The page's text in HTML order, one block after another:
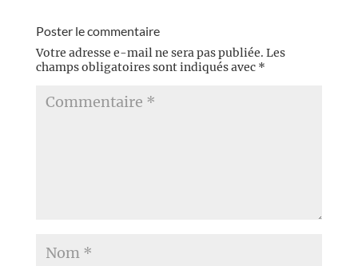
Poster le commentaire
Votre adresse e-mail ne sera pas publiée. Les
champs obligatoires sont indiqués avec *